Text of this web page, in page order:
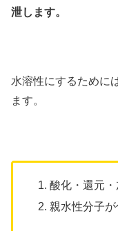
泄します。
水溶性にするために
ます。
酸化・還元
親水性分子